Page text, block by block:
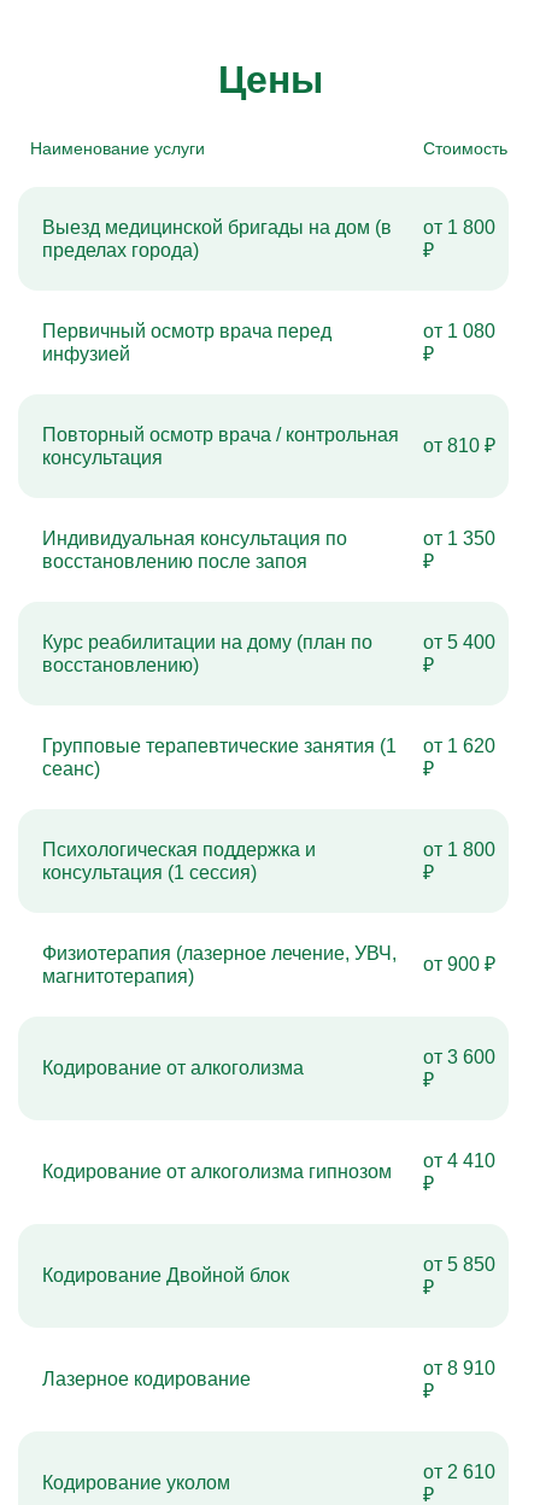
Цены
Наименование услуги Стоимость
Выезд медицинской бригады на дом (в
пределах города)
от 1 800
₽
Первичный осмотр врача перед
инфузией
от 1 080
₽
Повторный осмотр врача / контрольная
консультация
от 810 ₽
Индивидуальная консультация по
восстановлению после запоя
от 1 350
₽
Курс реабилитации на дому (план по
восстановлению)
от 5 400
₽
Групповые терапевтические занятия (1
сеанс)
от 1 620
₽
Психологическая поддержка и
консультация (1 сессия)
от 1 800
₽
Физиотерапия (лазерное лечение, УВЧ,
магнитотерапия)
от 900 ₽
Кодирование от алкоголизма
от 3 600
₽
Кодирование от алкоголизма гипнозом
от 4 410
₽
Кодирование Двойной блок
от 5 850
₽
Лазерное кодирование
от 8 910
₽
Кодирование уколом
от 2 610
₽